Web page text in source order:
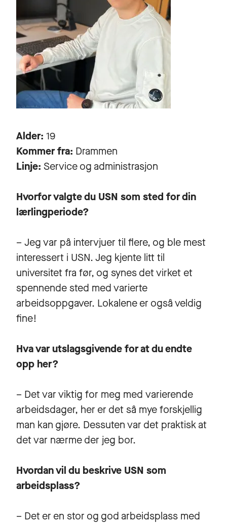
Alder: 19
Kommer fra: Drammen
Linje: Service og administrasjon
Hvorfor valgte du USN som sted for din
lærlingperiode?
– Jeg var på intervjuer til flere, og ble mest
interessert i USN. Jeg kjente litt til
universitet fra før, og synes det virket et
spennende sted med varierte
arbeidsoppgaver. Lokalene er også veldig
fine!
Hva var utslagsgivende for at du endte
opp her?
– Det var viktig for meg med varierende
arbeidsdager, her er det så mye forskjellig
man kan gjøre. Dessuten var det praktisk at
det var nærme der jeg bor.
Hvordan vil du beskrive USN som
arbeidsplass?
– Det er en stor og god arbeidsplass med